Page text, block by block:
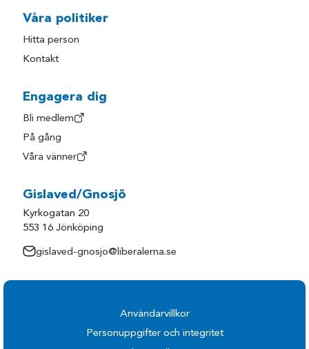
Våra politiker
Hitta person
Kontakt
Engagera dig
Bli medlem
På gång
Våra vänner
Gislaved/Gnosjö
Kyrkogatan 20
553 16 Jönköping
gislaved-gnosjo@liberalerna.se
Användarvillkor
Personuppgifter och integritet